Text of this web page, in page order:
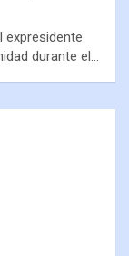
expresidente
durante el…